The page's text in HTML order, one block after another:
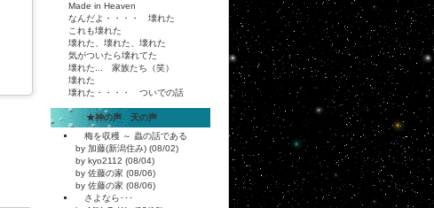
Made in Heaven
なんだよ・・・・ 壊れた
これも壊れた
壊れた、壊れた、壊れた
気がついたら壊れてた
壊れた... 家族たち（笑）
壊れた
壊れた・・・・ ついでの話
★神の声 天の声
梅を収穫 ～ 蟲の話である
by 加藤(新潟住み) (08/02)
by kyo2112 (08/04)
by 佐藤の家 (08/06)
by 佐藤の家 (08/06)
さよなら･･･